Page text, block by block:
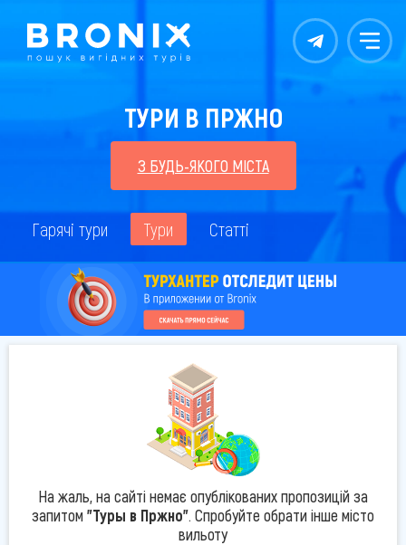
Контакты Меню
ТУРИ В ПРЖНО
З БУДЬ-ЯКОГО МІСТА
Гарячі тури Тури Статті
На жаль, на сайті немає опублікованих пропозицій за
запитом "Туры в Пржно". Спробуйте обрати інше місто
вильоту